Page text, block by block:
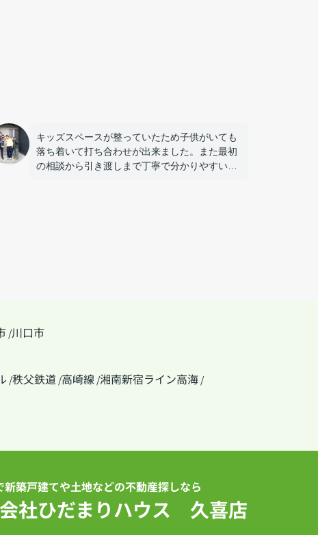
キッズスペースが整っていたため子供がいても
落ち着いて打ち合わせが出来ました。また最初
の相談から引き渡しまで丁寧で分かりやすい対
/川口市
/秩父鉄道 /高崎線 /湘南新宿ライン高海 /
新築戸建てや土地などの不動産探しなら
社ひだまりハウス 久喜店